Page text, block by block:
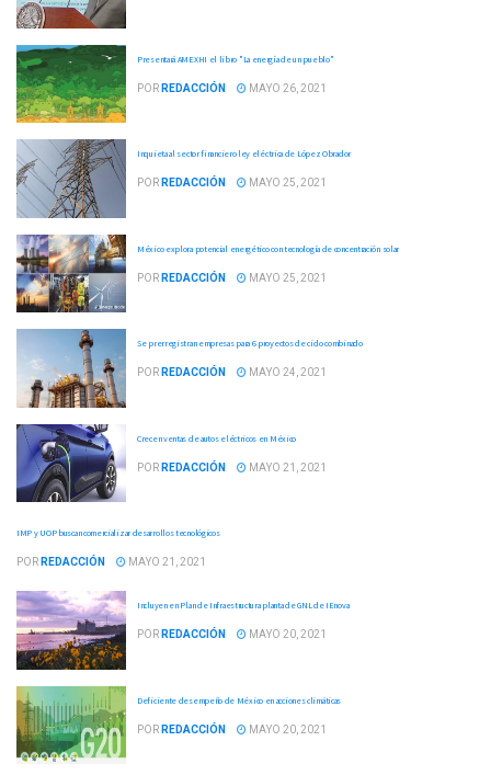
Presentará AMEXHI el libro "La energía de un pueblo"
POR REDACCIÓN MAYO 26, 2021
Inquieta al sector financiero ley eléctrica de López Obrador
POR REDACCIÓN MAYO 25, 2021
México explora potencial energético con tecnología de concentración solar
POR REDACCIÓN MAYO 25, 2021
Se prerregistran empresas para 6 proyectos de ciclo combinado
POR REDACCIÓN MAYO 24, 2021
Crecen ventas de autos eléctricos en México
POR REDACCIÓN MAYO 21, 2021
IMP y UOP buscan comercializar desarrollos tecnológicos
POR REDACCIÓN MAYO 21, 2021
Incluyen en Plan de Infraestructura planta de GNL de IEnova
POR REDACCIÓN MAYO 20, 2021
Deficiente desempeño de México en acciones climáticas
POR REDACCIÓN MAYO 20, 2021